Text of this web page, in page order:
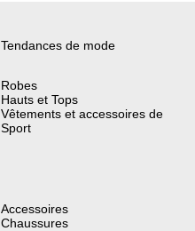
Tendances de mode
Robes
Hauts et Tops
Vêtements et accessoires de
Sport
Accessoires
Chaussures